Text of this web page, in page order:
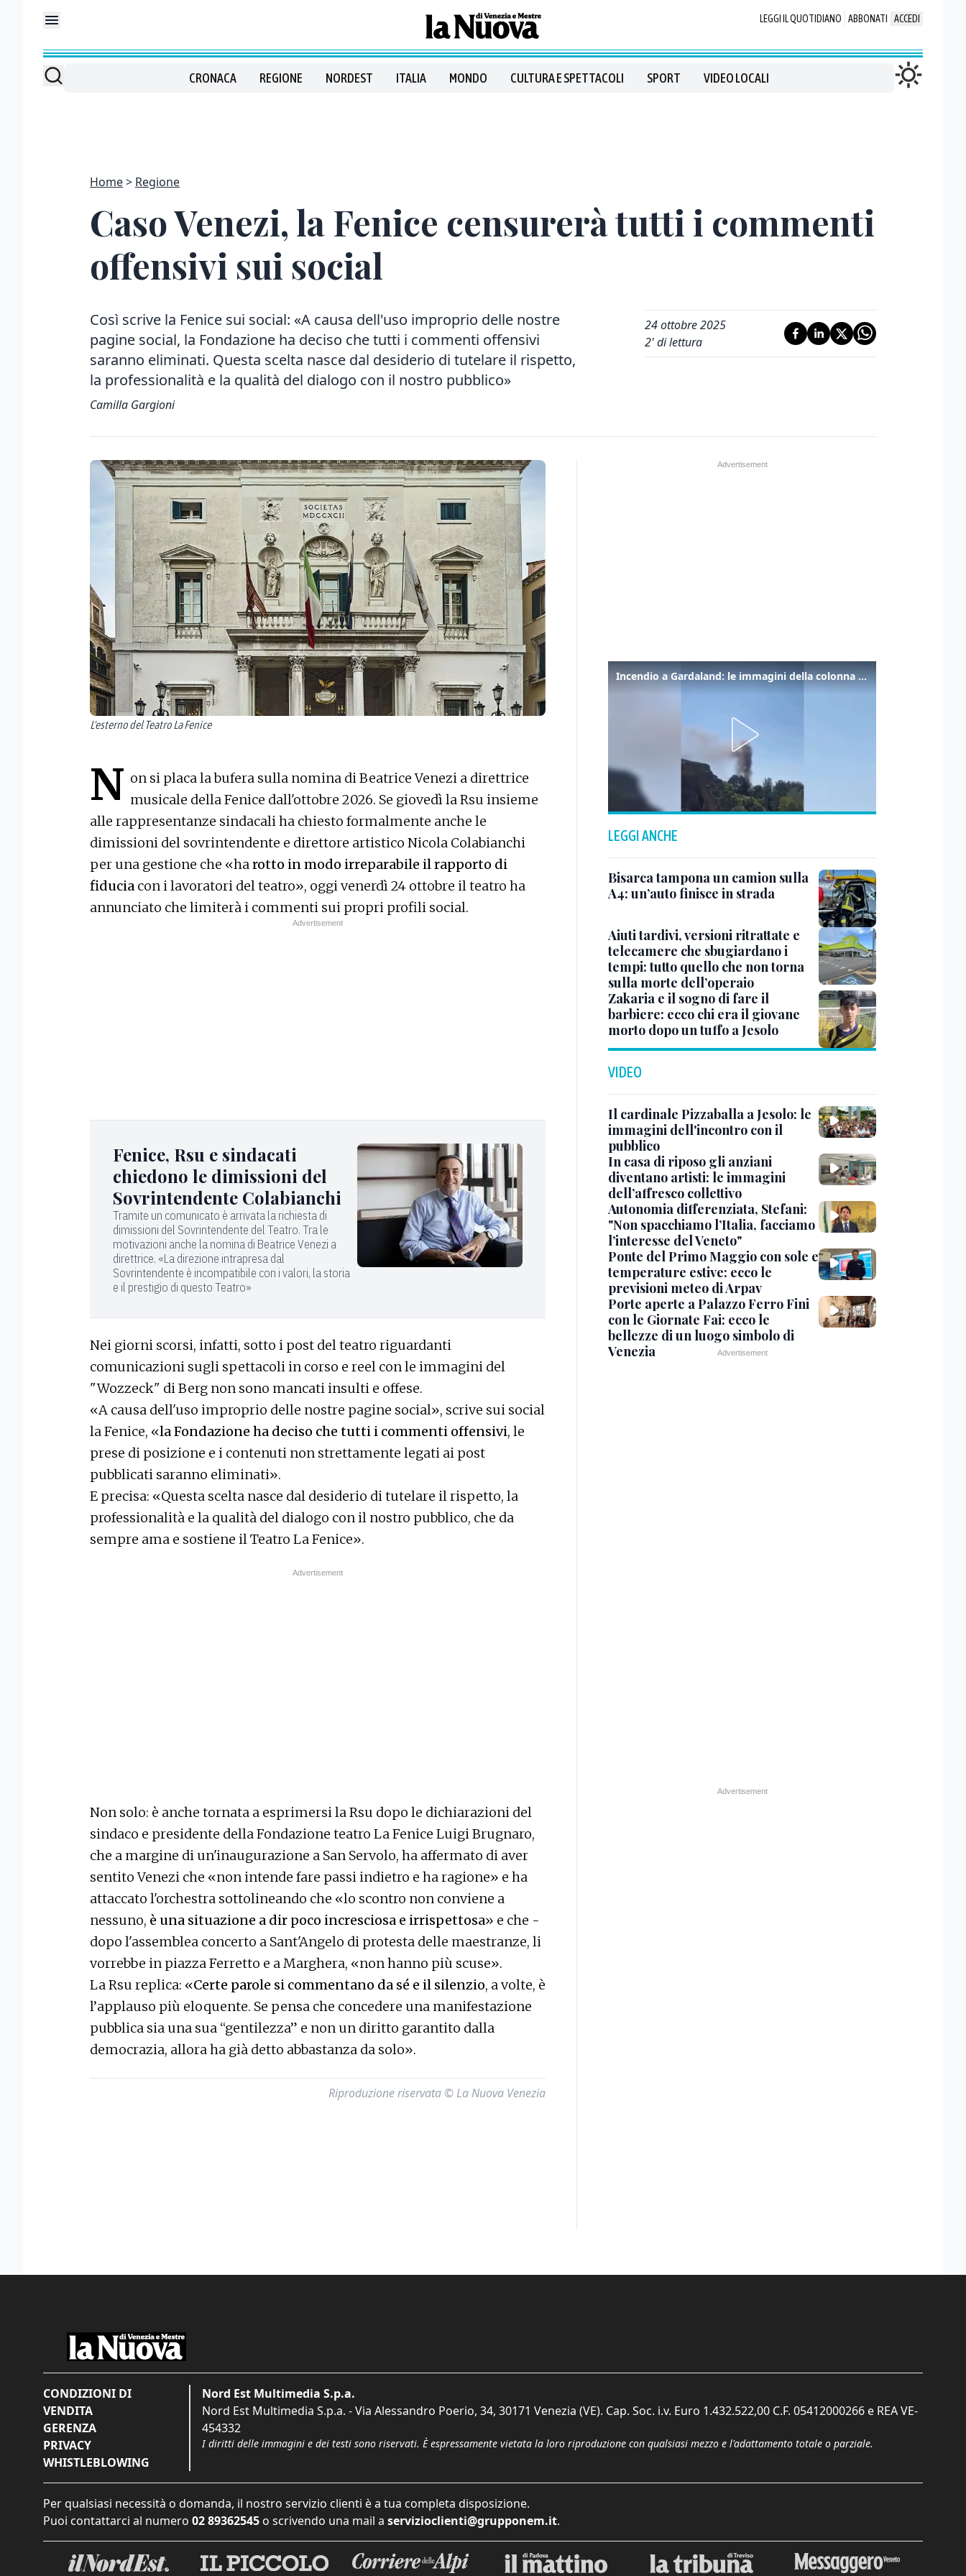
LEGGI IL QUOTIDIANO ABBONATI ACCEDI
CRONACA REGIONE NORDEST ITALIA MONDO CULTURA E SPETTACOLI SPORT VIDEO LOCALI
Home Regione
Caso Venezi, la Fenice censurerà tutti i commenti
offensivi sui social
Così scrive la Fenice sui social: «A causa dell'uso improprio delle nostre
pagine social, la Fondazione ha deciso che tutti i commenti offensivi
saranno eliminati. Questa scelta nasce dal desiderio di tutelare il rispetto,
la professionalità e la qualità del dialogo con il nostro pubblico»
Camilla Gargioni
24 ottobre 2025
2' di lettura
L'esterno del Teatro La Fenice
N on si placa la bufera sulla nomina di Beatrice Venezi a direttrice
musicale della Fenice dall'ottobre 2026. Se giovedì la Rsu insieme
alle rappresentanze sindacali ha chiesto formalmente anche le
dimissioni del sovrintendente e direttore artistico Nicola Colabianchi
per una gestione che «harotto in modo irreparabile il rapporto di
fiducia con i lavoratori del teatro», oggi venerdì 24 ottobre il teatro ha
annunciato che limiterà i commenti sui propri profili social.
Fenice, Rsu e sindacati
chiedono le dimissioni del
Sovrintendente Colabianchi
Tramite un comunicato è arrivata la richiesta di
dimissioni del Sovrintendente del Teatro. Tra le
motivazioni anche la nomina di Beatrice Venezi a
direttrice. «La direzione intrapresa dal
Sovrintendente è incompatibile con i valori, la storia
e il prestigio di questo Teatro»
Nei giorni scorsi, infatti, sotto i post del teatro riguardanti
comunicazioni sugli spettacoli in corso e reel con le immagini del
"Wozzeck" di Berg non sono mancati insulti e offese.
«A causa dell'uso improprio delle nostre pagine social», scrive sui social
la Fenice, «la Fondazione ha deciso che tutti i commenti offensivi, le
prese di posizione e i contenuti non strettamente legati ai post
pubblicati saranno eliminati».
E precisa: «Questa scelta nasce dal desiderio di tutelare il rispetto, la
professionalità e la qualità del dialogo con il nostro pubblico, che da
sempre ama e sostiene il Teatro La Fenice».
Non solo: è anche tornata a esprimersi la Rsu dopo le dichiarazioni del
sindaco e presidente della Fondazione teatro La Fenice Luigi Brugnaro,
che a margine di un'inaugurazione a San Servolo, ha affermato di aver
sentito Venezi che «non intende fare passi indietro e ha ragione» e ha
attaccato l'orchestra sottolineando che «lo scontro non conviene a
nessuno, è una situazione a dir poco incresciosa e irrispettosa» e che -
dopo l'assemblea concerto a Sant'Angelo di protesta delle maestranze, li
vorrebbe in piazza Ferretto e a Marghera, «non hanno più scuse».
La Rsu replica: «Certe parole si commentano da sé e il silenzio, a volte, è
l’applauso più eloquente. Se pensa che concedere una manifestazione
pubblica sia una sua “gentilezza” e non un diritto garantito dalla
democrazia, allora ha già detto abbastanza da solo».
Riproduzione riservata © La Nuova Venezia
Incendio a Gardaland: le immagini della colonna di fumo
LEGGI ANCHE
Bisarca tampona un camion sulla
A4: un’auto finisce in strada
Aiuti tardivi, versioni ritrattate e
telecamere che sbugiardano i
tempi: tutto quello che non torna
sulla morte dell’operaio
Zakaria e il sogno di fare il
barbiere: ecco chi era il giovane
morto dopo un tuffo a Jesolo
VIDEO
Il cardinale Pizzaballa a Jesolo: le
immagini dell'incontro con il
pubblico
In casa di riposo gli anziani
diventano artisti: le immagini
dell’affresco collettivo
Autonomia differenziata, Stefani:
"Non spacchiamo l’Italia, facciamo
l’interesse del Veneto"
Ponte del Primo Maggio con sole e
temperature estive: ecco le
previsioni meteo di Arpav
Porte aperte a Palazzo Ferro Fini
con le Giornate Fai: ecco le
bellezze di un luogo simbolo di
Venezia
CONDIZIONI DI
VENDITA
GERENZA
PRIVACY
WHISTLEBLOWING
Nord Est Multimedia S.p.a.
Nord Est Multimedia S.p.a. - Via Alessandro Poerio, 34, 30171 Venezia (VE). Cap. Soc. i.v. Euro 1.432.522,00 C.F. 05412000266 e REA VE-
454332
I diritti delle immagini e dei testi sono riservati. È espressamente vietata la loro riproduzione con qualsiasi mezzo e l'adattamento totale o parziale.
Per qualsiasi necessità o domanda, il nostro servizio clienti è a tua completa disposizione.
Puoi contattarci al numero 02 89362545 o scrivendo una mail a servizioclienti@grupponem.it.